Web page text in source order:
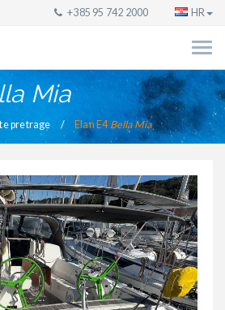
+385 95 742 2000 HR
Mia
pretrage Elan E4 Bella Mia